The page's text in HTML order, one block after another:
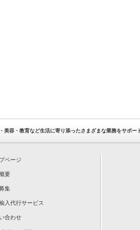
美容・教育など生活に寄り添ったさまざまな業務をサポー
ページ
要
集
入代行サービス
合わせ